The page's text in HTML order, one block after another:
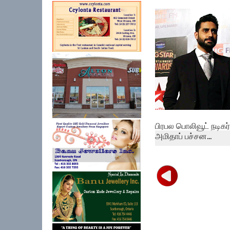
தமிழகத்தில்
நான்காயிரம் ப...
பிரபல பொலிவூட் நடிகர்
அமிதாப் பச்சன...